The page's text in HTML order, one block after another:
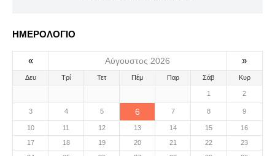
ΗΜΕΡΟΛΟΓΙΟ
« Αύγουστος 2026 »
Δευ Τρί Τετ Πέμ Παρ Σάβ Κυρ
1 2
3 4 5 6 7 8 9
10 11 12 13 14 15
16
17
18 19 20 21 22
23